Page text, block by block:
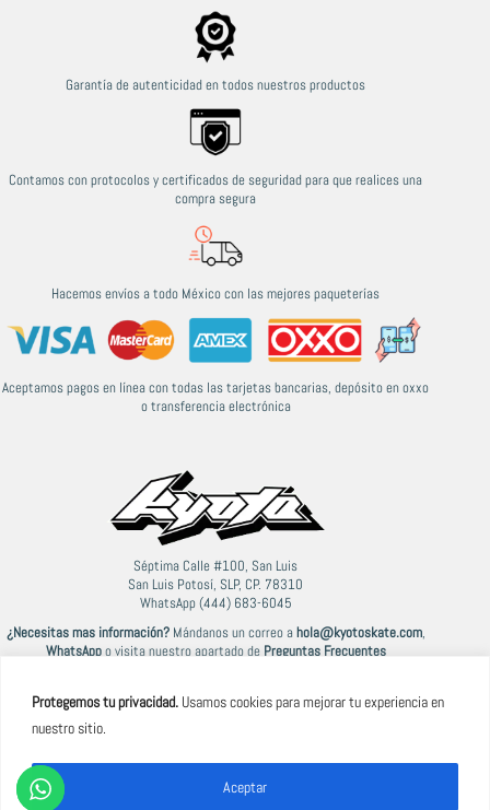
Protegemos tu privacidad. Usamos cookies para mejorar tu experiencia en
nuestro sitio.
Aceptar
Garantía de autenticidad en todos nuestros productos
Contamos con protocolos y certificados de seguridad para que realices una
compra segura
Hacemos envíos a todo México con las mejores paqueterías
Aceptamos pagos en línea con todas las tarjetas bancarias, depósito en oxxo
o transferencia electrónica
Séptima Calle #100, San Luis
San Luis Potosí, SLP, CP. 78310
WhatsApp (444) 683-6045
¿Necesitas mas información?Mándanos un correo ahola@kyotoskate.com,
WhatsAppo visita nuestro apartado de Preguntas Frecuentes